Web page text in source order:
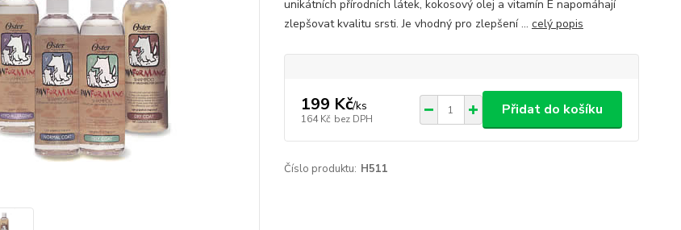
unikátních přírodních látek, kokosový olej a vitamín E napomáhají
zlepšovat kvalitu srsti. Je vhodný pro zlepšení ... celý popis
199 Kč/ks
164 Kč bez DPH
Přidat do košíku
Číslo produktu: H511